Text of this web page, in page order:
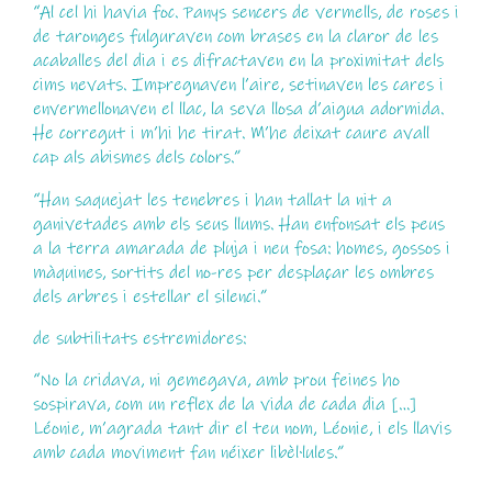
“Al cel hi havia foc. Panys sencers de vermells, de roses i
de taronges fulguraven com brases en la claror de les
acaballes del dia i es difractaven en la proximitat dels
cims nevats. Impregnaven l’aire, setinaven les cares i
envermellonaven el llac, la seva llosa d’aigua adormida.
He corregut i m’hi he tirat. M’he deixat caure avall
cap als abismes dels colors.”
“Han saquejat les tenebres i han tallat la nit a
ganivetades amb els seus llums. Han enfonsat els peus
a la terra amarada de pluja i neu fosa: homes, gossos i
màquines, sortits del no-res per desplaçar les ombres
dels arbres i estellar el silenci.”
de subtilitats estremidores:
“No la cridava, ni gemegava, amb prou feines ho
sospirava, com un reflex de la vida de cada dia […]
Léonie, m’agrada tant dir el teu nom, Léonie, i els llavis
amb cada moviment fan néixer libèl·lules.”